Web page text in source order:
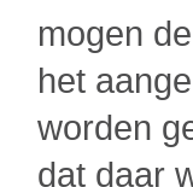
mogen
het
worden
dat daar